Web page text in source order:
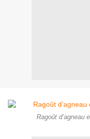
Ragoût d’agneau